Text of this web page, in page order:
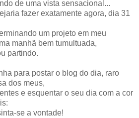
de uma vista sensacional...
fazer exatamente agora, dia 31
um projeto em meu
manhã bem tumultuada,
partindo.
para postar o blog do dia, raro
dos meus,
e esquentar o seu dia com a cor
se a vontade!